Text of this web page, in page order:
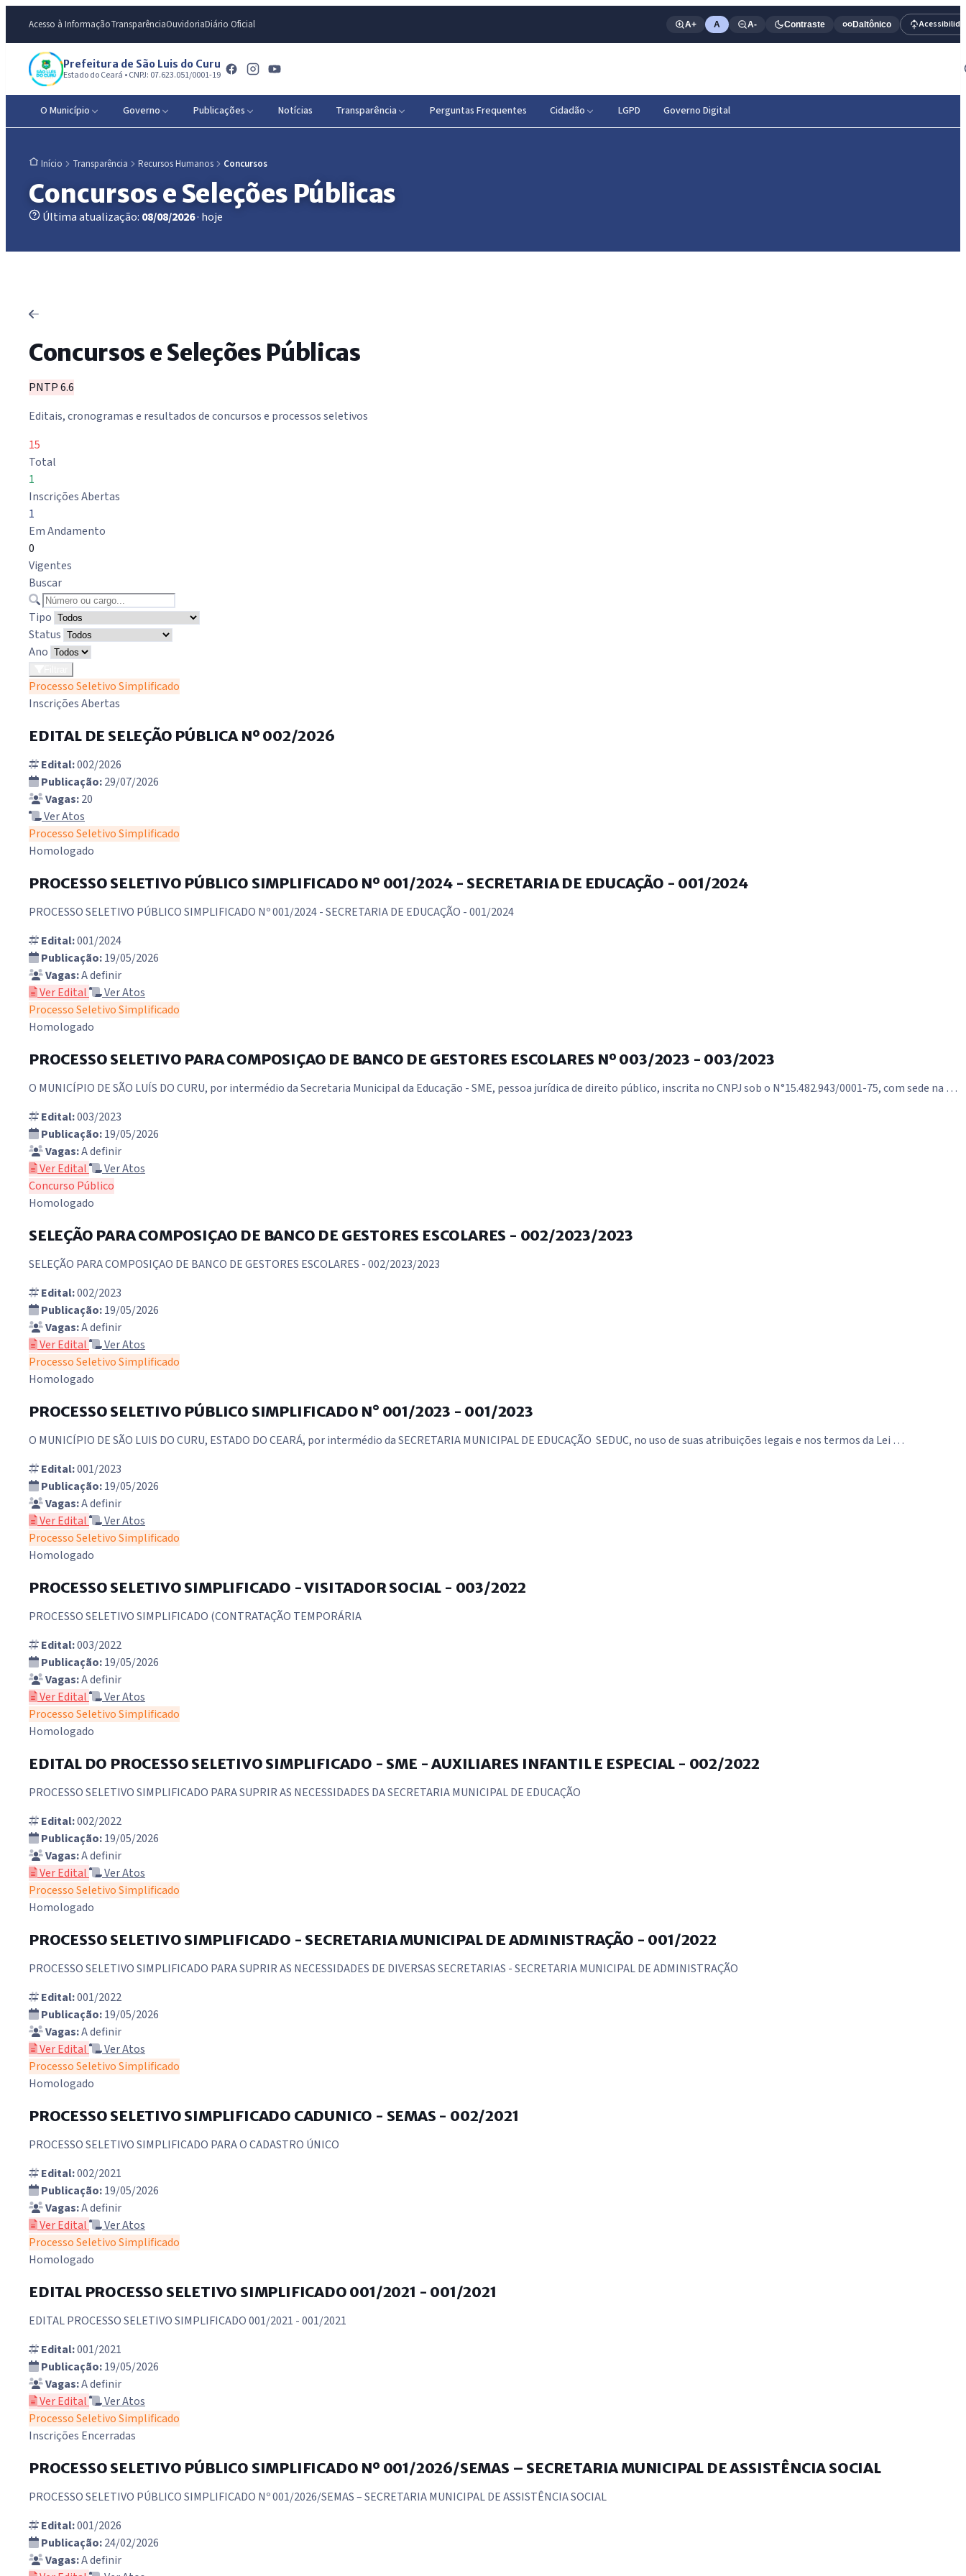
Acesso à InformaçãoTransparênciaOuvidoriaDiário Oficial A+ A A- Contraste Daltônico
Prefeitura de São Luis do Curu
Estado do Ceará • CNPJ: 07.623.051/0001-19
O Município Governo Publicações Notícias Transparência Perguntas Frequentes Cidadão LGPD Governo Digital
Início Transparência Recursos Humanos Concursos
Concursos e Seleções Públicas
Última atualização: 08/08/2026· hoje
Concursos e Seleções Públicas
PNTP 6.6
Editais, cronogramas e resultados de concursos e processos seletivos
15
Total
1
Inscrições Abertas
1
Em Andamento
0
Vigentes
Buscar
Tipo
Status
Ano
Processo Seletivo Simplificado
Inscrições Abertas
EDITAL DE SELEÇÃO PÚBLICA Nº 002/2026
Edital:002/2026
Publicação:29/07/2026
Vagas:20
Ver Atos
Processo Seletivo Simplificado
Homologado
PROCESSO SELETIVO PÚBLICO SIMPLIFICADO Nº 001/2024 - SECRETARIA DE EDUCAÇÃO - 001/2024
PROCESSO SELETIVO PÚBLICO SIMPLIFICADO Nº 001/2024 - SECRETARIA DE EDUCAÇÃO - 001/2024
Edital:001/2024
Publicação:19/05/2026
Vagas:A definir
Ver Edital
Ver Atos
Processo Seletivo Simplificado
Homologado
PROCESSO SELETIVO PARA COMPOSIÇAO DE BANCO DE GESTORES ESCOLARES Nº 003/2023 - 003/2023
O MUNICÍPIO DE SÃO LUÍS DO CURU, por intermédio da Secretaria Municipal da Educação - SME, pessoa jurídica de direito público, inscrita no CNPJ sob o N°15.482.943/0001-75, com sede na …
Edital:003/2023
Publicação:19/05/2026
Vagas:A definir
Ver Edital
Ver Atos
Concurso Público
Homologado
SELEÇÃO PARA COMPOSIÇAO DE BANCO DE GESTORES ESCOLARES - 002/2023/2023
SELEÇÃO PARA COMPOSIÇAO DE BANCO DE GESTORES ESCOLARES - 002/2023/2023
Edital:002/2023
Publicação:19/05/2026
Vagas:A definir
Ver Edital
Ver Atos
Processo Seletivo Simplificado
Homologado
PROCESSO SELETIVO PÚBLICO SIMPLIFICADO N° 001/2023 - 001/2023
O MUNICÍPIO DE SÃO LUIS DO CURU, ESTADO DO CEARÁ, por intermédio da SECRETARIA MUNICIPAL DE EDUCAÇÃO  SEDUC, no uso de suas atribuições legais e nos termos da Lei …
Edital:001/2023
Publicação:19/05/2026
Vagas:A definir
Ver Edital
Ver Atos
Processo Seletivo Simplificado
Homologado
PROCESSO SELETIVO SIMPLIFICADO - VISITADOR SOCIAL - 003/2022
PROCESSO SELETIVO SIMPLIFICADO (CONTRATAÇÃO TEMPORÁRIA
Edital:003/2022
Publicação:19/05/2026
Vagas:A definir
Ver Edital
Ver Atos
Processo Seletivo Simplificado
Homologado
EDITAL DO PROCESSO SELETIVO SIMPLIFICADO - SME - AUXILIARES INFANTIL E ESPECIAL - 002/2022
PROCESSO SELETIVO SIMPLIFICADO PARA SUPRIR AS NECESSIDADES DA SECRETARIA MUNICIPAL DE EDUCAÇÃO
Edital:002/2022
Publicação:19/05/2026
Vagas:A definir
Ver Edital
Ver Atos
Processo Seletivo Simplificado
Homologado
PROCESSO SELETIVO SIMPLIFICADO - SECRETARIA MUNICIPAL DE ADMINISTRAÇÃO - 001/2022
PROCESSO SELETIVO SIMPLIFICADO PARA SUPRIR AS NECESSIDADES DE DIVERSAS SECRETARIAS - SECRETARIA MUNICIPAL DE ADMINISTRAÇÃO
Edital:001/2022
Publicação:19/05/2026
Vagas:A definir
Ver Edital
Ver Atos
Processo Seletivo Simplificado
Homologado
PROCESSO SELETIVO SIMPLIFICADO CADUNICO - SEMAS - 002/2021
PROCESSO SELETIVO SIMPLIFICADO PARA O CADASTRO ÚNICO
Edital:002/2021
Publicação:19/05/2026
Vagas:A definir
Ver Edital
Ver Atos
Processo Seletivo Simplificado
Homologado
EDITAL PROCESSO SELETIVO SIMPLIFICADO 001/2021 - 001/2021
EDITAL PROCESSO SELETIVO SIMPLIFICADO 001/2021 - 001/2021
Edital:001/2021
Publicação:19/05/2026
Vagas:A definir
Ver Edital
Ver Atos
Processo Seletivo Simplificado
Inscrições Encerradas
PROCESSO SELETIVO PÚBLICO SIMPLIFICADO Nº 001/2026/SEMAS – SECRETARIA MUNICIPAL DE ASSISTÊNCIA SOCIAL
PROCESSO SELETIVO PÚBLICO SIMPLIFICADO Nº 001/2026/SEMAS – SECRETARIA MUNICIPAL DE ASSISTÊNCIA SOCIAL
Edital:001/2026
Publicação:24/02/2026
Vagas:A definir